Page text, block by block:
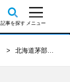
北海道茅部郡鹿部町の不動産会社 口コミ・評判一覧